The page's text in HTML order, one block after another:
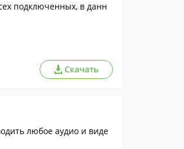
подключенных, в данн
Скачать
любое аудио и виде